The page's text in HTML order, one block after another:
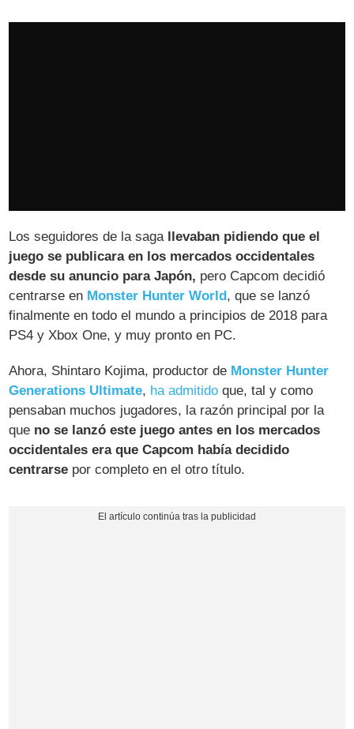
Los seguidores de la saga
llevaban pidiendo que el
juego se publicara en los mercados occidentales
desde su anuncio para Japón, pero Capcom decidió
centrarse en Monster Hunter World , que se lanzó
finalmente en todo el mundo a principios de 2018 para
PS4 y Xbox One, y muy pronto en PC.
Ahora, Shintaro Kojima, productor de Monster Hunter
Generations Ultimate, ha admitido que, tal y como
pensaban muchos jugadores, la razón principal por la
que no se lanzó este juego antes en los mercados
occidentales era que Capcom había decidido
centrarse por completo en el otro título.